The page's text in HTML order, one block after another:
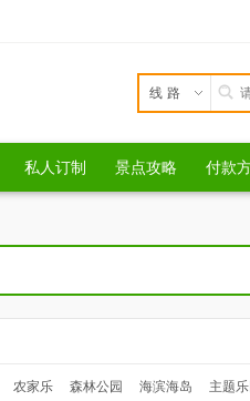
线路
私人订制 景点攻略 付款
农家乐 森林公园 海滨海岛 主题乐